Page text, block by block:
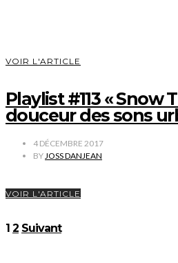
VOIR L'ARTICLE
Playlist #113 « Snow
douceur des sons
4 DÉCEMBRE 2017
BYJOSS DANJEAN
VOIR L'ARTICLE
Pagination
1 2 Suivant